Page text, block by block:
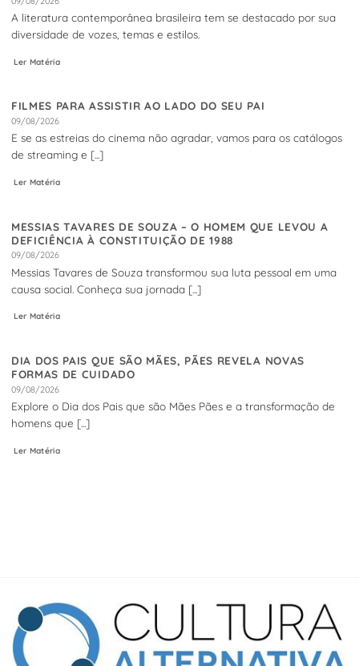
A literatura contemporânea brasileira tem se destacado por sua
diversidade de vozes, temas e estilos.
Ler Matéria
FILMES PARA ASSISTIR AO LADO DO SEU PAI
09/08/2026
E se as estreias do cinema não agradar, vamos para os catálogos
de streaming e [...]
Ler Matéria
MESSIAS TAVARES DE SOUZA – O HOMEM QUE LEVOU A
DEFICIÊNCIA À CONSTITUIÇÃO DE 1988
09/08/2026
Messias Tavares de Souza transformou sua luta pessoal em uma
causa social. Conheça sua jornada [...]
Ler Matéria
DIA DOS PAIS QUE SÃO MÃES, PÃES REVELA NOVAS
FORMAS DE CUIDADO
09/08/2026
Explore o Dia dos Pais que são Mães Pães e a transformação de
homens que [...]
Ler Matéria